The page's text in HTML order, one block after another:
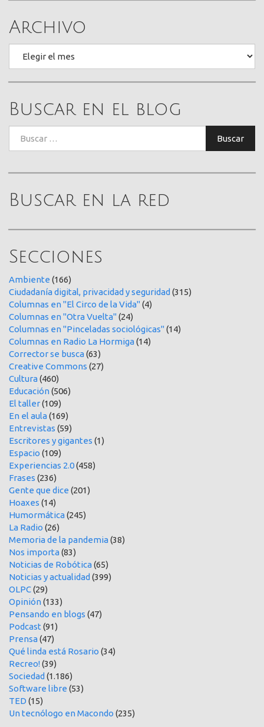
Archivo
Buscar en el blog
Buscar
Buscar en la red
Secciones
Ambiente (166)
Ciudadanía digital, privacidad y seguridad (315)
Columnas en "El Circo de la Vida"(4)
Columnas en "Otra Vuelta"(24)
Columnas en "Pinceladas sociológicas"(14)
Columnas en Radio La Hormiga(14)
Corrector se busca(63)
Creative Commons (27)
Cultura(460)
Educación(506)
El taller(109)
En el aula(169)
Entrevistas (59)
Escritores y gigantes (1)
Espacio (109)
Experiencias 2.0(458)
Frases (236)
Gente que dice (201)
Hoaxes (14)
Humormática(245)
La Radio (26)
Memoria de la pandemia(38)
Nos importa(83)
Noticias de Robótica(65)
Noticias y actualidad (399)
OLPC(29)
Opinión(133)
Pensando en blogs (47)
Podcast (91)
Prensa(47)
Qué linda está Rosario (34)
Recreo!(39)
Sociedad (1.186)
Software libre (53)
TED (15)
Un tecnólogo en Macondo (235)